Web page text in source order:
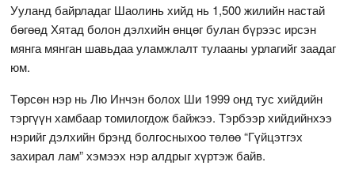
Ууланд байрладаг Шаолинь хийд нь 1,500 жилийн настай
бөгөөд Хятад болон дэлхийн өнцөг булан бүрээс ирсэн
мянга мянган шавьдаа уламжлалт тулааны урлагийг заадаг
юм.
Төрсөн нэр нь Лю Инчэн болох Ши 1999 онд тус хийдийн
тэргүүн хамбаар томилогдож байжээ. Тэрбээр хийдийнхээ
нэрийг дэлхийн брэнд болгосныхоо төлөө “Гүйцэтгэх
захирал лам” хэмээх нэр алдрыг хүртэж байв.